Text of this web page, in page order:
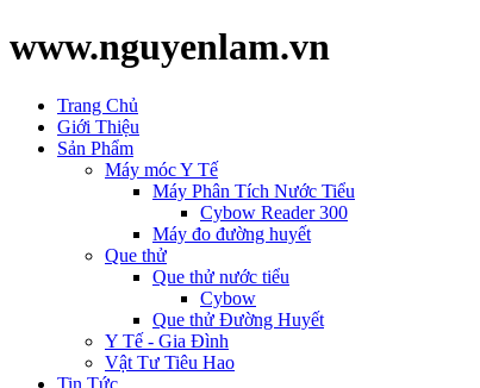
www.nguyenlam.vn
Trang Chủ
Giới Thiệu
Sản Phẩm
Máy móc Y Tế
Máy Phân Tích Nước Tiểu
Cybow Reader 300
Máy đo đường huyết
Que thử
Que thử nước tiểu
Cybow
Que thử Đường Huyết
Y Tế - Gia Đình
Vật Tư Tiêu Hao
Tin Tức